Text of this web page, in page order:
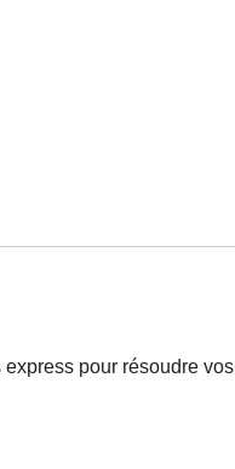
pour résoudre